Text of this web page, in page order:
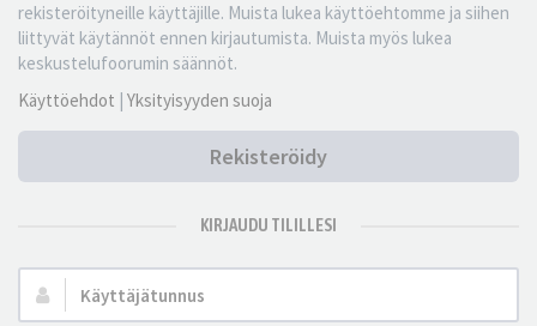
rekisteröityneille käyttäjille. Muista lukea käyttöehtomme ja siihen
liittyvät käytännöt ennen kirjautumista. Muista myös lukea
keskustelufoorumin säännöt.
Käyttöehdot | Yksityisyyden suoja
Rekisteröidy
KIRJAUDU TILILLESI
Käyttäjätunnus: